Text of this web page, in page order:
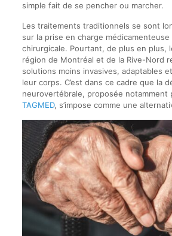
simple fait de se pencher ou marcher.
Les traitements traditionnels se sont
sur la prise en charge
chirurgicale. Pourtant, de plus en plus,
région de Montréal et de la Rive-Nord
solutions moins invasives, adaptables
leur corps. C’est dans ce cadre que la
neurovertébrale, proposée notamment
TAGMED, s’impose comme une